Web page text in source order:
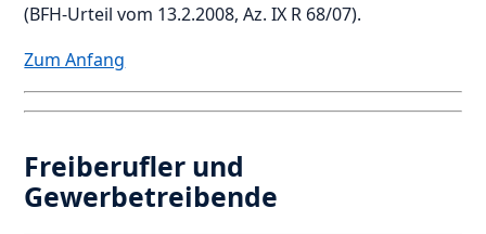
(BFH-Urteil vom 13.2.2008, Az. IX R 68/07).
Zum Anfang
Freiberufler und
Gewerbetreibende